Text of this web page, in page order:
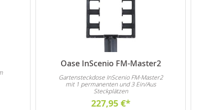
Oase InScenio FM-Master2
Gartensteckdose InScenio FM-Master2
mit 1 permanenten und 3 Ein/Aus
Steckplätzen
227,95 €